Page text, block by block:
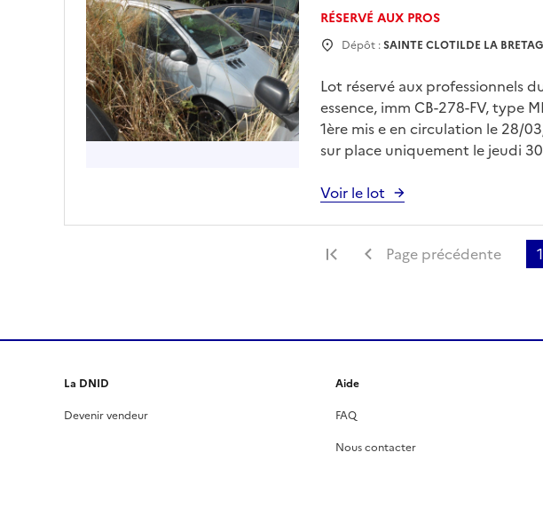
RÉSERVÉ AUX PROS
Dépôt :SAINTE CLOTILDE LA
Lot réservé aux professionnels
essence, imm CB-278-FV, type
1ère mis e en circulation le 28/
sur place uniquement le jeudi
Voir le lot
Première page
Page précédente 1
La DNID
Devenir vendeur
Aide
FAQ
Nous contacter